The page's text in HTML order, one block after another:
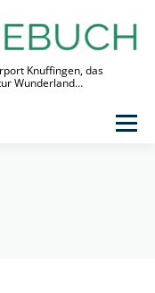
Knuffingen, das
Wunderland…
Menü